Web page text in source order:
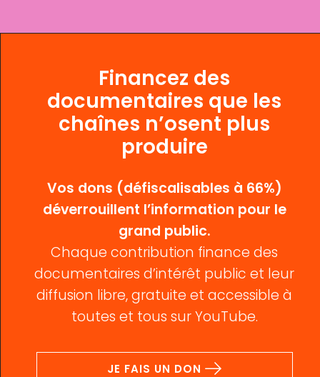
Financez des
documentaires que les
chaînes n’osent plus
produire
Vos dons (défiscalisables à 66%)
déverrouillent l’information pour le
grand public.
Chaque contribution finance des
documentaires d’intérêt public et leur
diffusion libre, gratuite et accessible à
toutes et tous sur YouTube.
JE FAIS UN DON